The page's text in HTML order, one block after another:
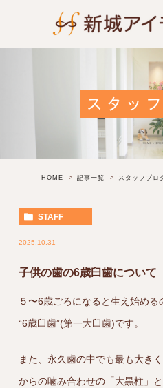
スタッ
HOME 記事一覧 スタッフブロ
STAFF
2025.10.31
子供の歯の6歳臼歯について
５〜6歳ごろになると生え始める
“6歳臼歯”(第一大臼歯)です。
また、永久歯の中でも最も大き
からの噛み合わせの「大黒柱」